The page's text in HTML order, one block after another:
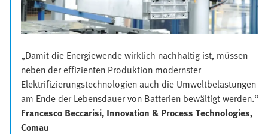
„Damit die Energiewende wirklich nachhaltig ist, müssen
neben der effizienten Produktion modernster
Elektrifizierungstechnologien auch die Umweltbelastungen
am Ende der Lebensdauer von Batterien bewältigt werden.“
Francesco Beccarisi, Innovation & Process Technologies,
Comau